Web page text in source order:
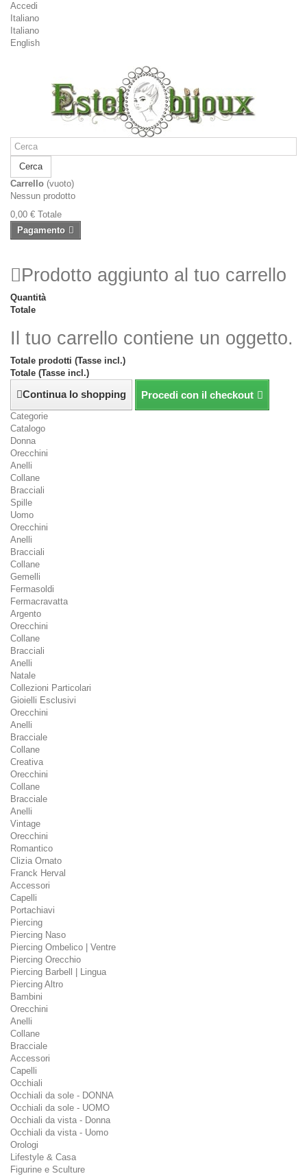
Accedi
Italiano
Italiano
English
Cerca
Carrello (vuoto)
Nessun prodotto
0,00 € Totale
Pagamento
Prodotto aggiunto al tuo carrello
Quantità
Totale
Il tuo carrello contiene un oggetto.
Totale prodotti (Tasse incl.)
Totale (Tasse incl.)
Continua lo shopping Procedi con il checkout
Categorie
Catalogo
Donna
Orecchini
Anelli
Collane
Bracciali
Spille
Uomo
Orecchini
Anelli
Bracciali
Collane
Gemelli
Fermasoldi
Fermacravatta
Argento
Orecchini
Collane
Bracciali
Anelli
Natale
Collezioni Particolari
Gioielli Esclusivi
Orecchini
Anelli
Bracciale
Collane
Creativa
Orecchini
Collane
Bracciale
Anelli
Vintage
Orecchini
Romantico
Clizia Ornato
Franck Herval
Accessori
Capelli
Portachiavi
Piercing
Piercing Naso
Piercing Ombelico | Ventre
Piercing Orecchio
Piercing Barbell | Lingua
Piercing Altro
Bambini
Orecchini
Anelli
Collane
Bracciale
Accessori
Capelli
Occhiali
Occhiali da sole - DONNA
Occhiali da sole - UOMO
Occhiali da vista - Donna
Occhiali da vista - Uomo
Orologi
Lifestyle & Casa
Figurine e Sculture